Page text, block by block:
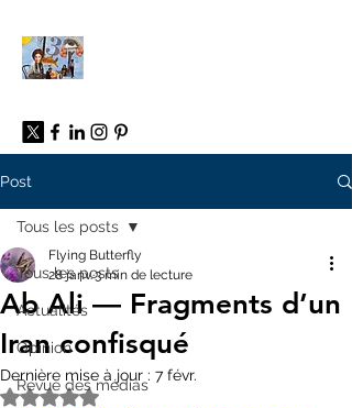
Post
Tous les posts
Actualités
Opinion
Revue des médias
Tous les posts
Ab Ali — Fragments d’un
Iran confisqué
Flying Butterfly
28 janv.3 min de lecture
Dernière mise à jour : 7 févr.
Noté NaN étoiles sur 5.